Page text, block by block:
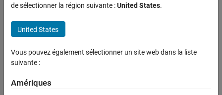
de sélectionner la région suivante :United States.
United States
Vous pouvez également sélectionner un site web dans la liste
suivante :
Amériques